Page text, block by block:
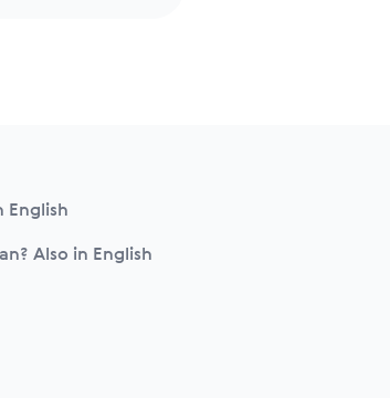
English
Also in English